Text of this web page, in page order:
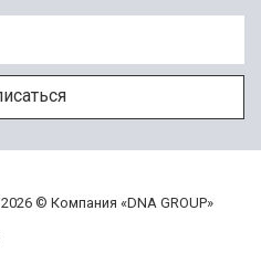
2026 © Компания «DNA GROUP»